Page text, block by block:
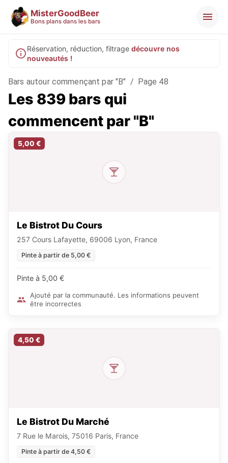
MisterGoodBeer
Bons plans dans les bars
Réservation, réduction, filtrage découvre nos
nouveautés !
Bars autour commençant par "B" / Page 48
Les 839 bars qui
commencent par "B"
5,00 €
Le Bistrot Du Cours
257 Cours Lafayette, 69006 Lyon, France
Pinte à partir de 5,00 €
Pinte à 5,00 €
Ajouté par la communauté. Les informations peuvent
être incorrectes
4,50 €
Le Bistrot Du Marché
7 Rue le Marois, 75016 Paris, France
Pinte à partir de 4,50 €